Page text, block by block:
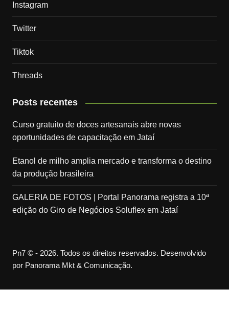
Instagram
Twitter
Tiktok
Threads
Posts recentes
Curso gratuito de doces artesanais abre novas
oportunidades de capacitação em Jataí
Etanol de milho amplia mercado e transforma o destino
da produção brasileira
GALERIA DE FOTOS | Portal Panorama registra a 10ª
edição do Giro de Negócios Soluflex em Jataí
Pn7 © - 2026. Todos os direitos reservados. Desenvolvido
por Panorama Mkt & Comunicação.